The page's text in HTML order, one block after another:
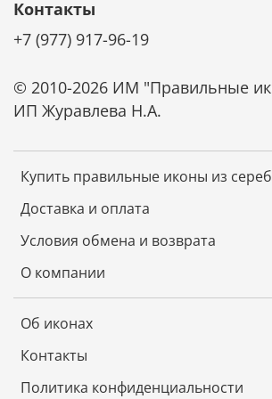
Не требует специального
Она не темнеет от времени.
смахивать с нее пыль мягкой
царапин. И икона будет радовать
Купить правильные иконы из
Доставка и оплата
Условия обмена и возврата
О компании
Об иконах
Контакты
Политика конфиденциальности
Контакты
+7 (977) 917-96-19
© 2010-2026 ИМ "Правильные
ИП Журавлева Н.А.